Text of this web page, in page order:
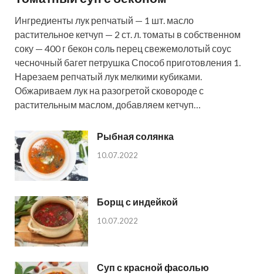
Ингредиенты лук репчатый — 1 шт. масло
растительное кетчуп — 2 ст. л. томаты в собственном
соку — 400 г бекон соль перец свежемолотый соус
чесночный багет петрушка Способ приготовления 1.
Нарезаем репчатый лук мелкими кубиками.
Обжариваем лук на разогретой сковороде с
растительным маслом, добавляем кетчуп…
Рыбная солянка
10.07.2022
Борщ с индейкой
10.07.2022
Суп с красной фасолью